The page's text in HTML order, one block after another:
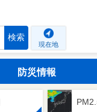
検索
現在地
防災情報